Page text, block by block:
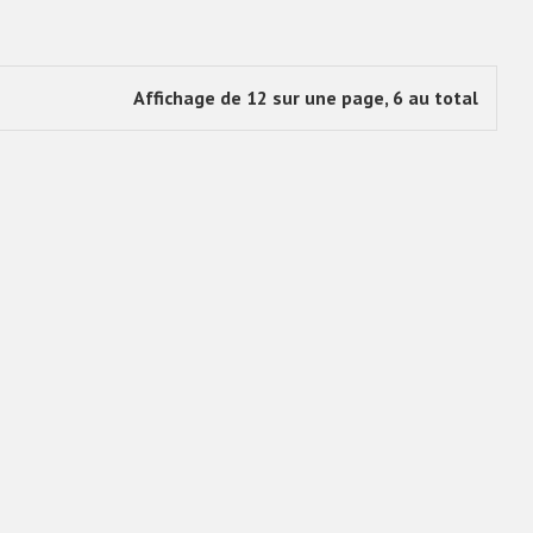
Affichage de 12 sur une page, 6 au total